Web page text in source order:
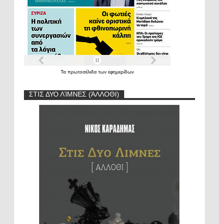
Τα πρωτοσέλιδα των εφημερίδων
ΣΤΙΣ ΔΥΟ ΛΊΜΝΕΣ (ΆΛΛΟΘΙ)